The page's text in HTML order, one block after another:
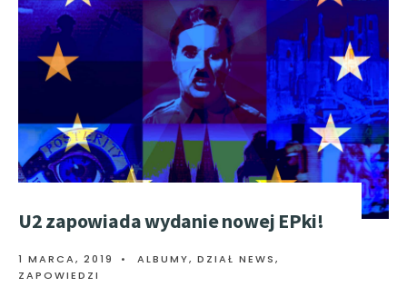
U2 zapowiada wydanie nowej EPki!
1 MARCA, 2019 • ALBUMY, DZIAŁ NEWS,
ZAPOWIEDZI